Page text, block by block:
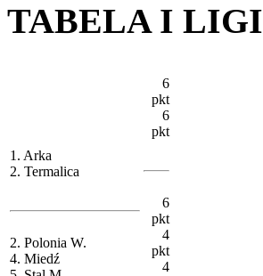
TABELA I LIGI
1. Arka
2. Termalica
2. Polonia W.
4. Miedź
6
pkt
6
pkt
6
pkt
4
pkt
4